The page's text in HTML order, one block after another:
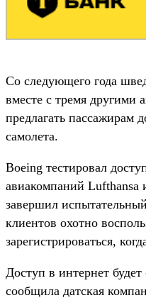
Со следующего года
вместе с тремя другими
предлагать пассажирам
самолета.
Boeing тестировал
авиакомпаний Lufthansa
завершил
клиентов охотно
зарегистрироваться,
Доступ в интернет
сообщила датская